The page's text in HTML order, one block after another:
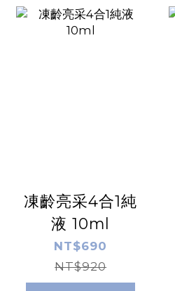
凍齡亮采4合1純
液 10ml
NT$690
NT$920